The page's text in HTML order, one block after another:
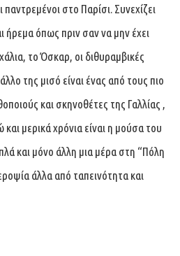
παντρεμένοι στο Παρίσι. Συνεχίζει
ήρεμα όπως πριν σαν να μην έχει
το Όσκαρ, οι διθυραμβικές
της μισό είναι ένας από τους πιο
και σκηνοθέτες της Γαλλίας ,
μερικά χρόνια είναι η μούσα του
και μόνο άλλη μια μέρα στη “Πόλη
άλλα από ταπεινότητα και